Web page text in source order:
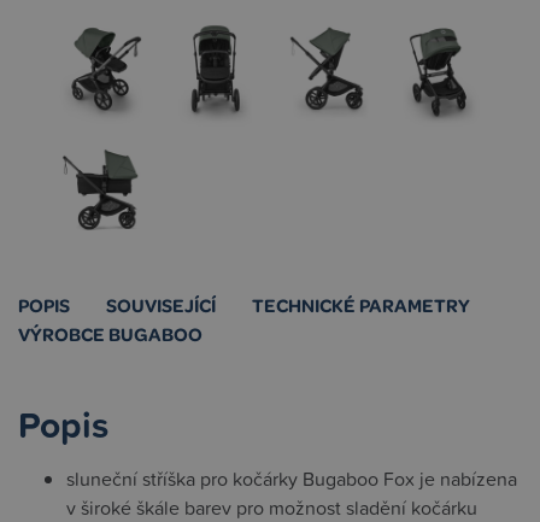
POPIS SOUVISEJÍCÍ
TECHNICKÉ PARAMETRY
VÝROBCE BUGABOO
Popis
sluneční stříška pro kočárky Bugaboo Fox je nabízena
v široké škále barev pro možnost sladění kočárku